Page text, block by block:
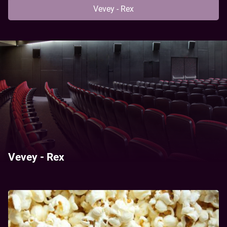
Vevey - Rex
Vevey - Rex